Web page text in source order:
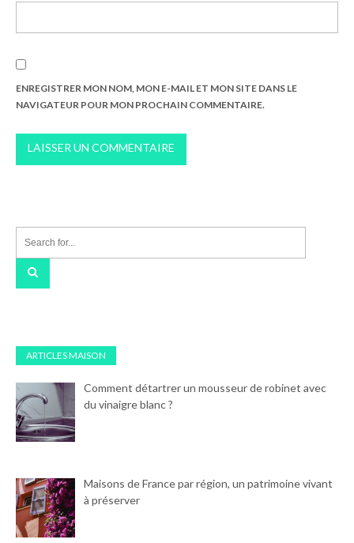
ENREGISTRER MON NOM, MON E-MAIL ET MON SITE DANS LE
NAVIGATEUR POUR MON PROCHAIN COMMENTAIRE.
ARTICLES MAISON
Comment détartrer un mousseur de robinet avec
du vinaigre blanc ?
Maisons de France par région, un patrimoine vivant
à préserver